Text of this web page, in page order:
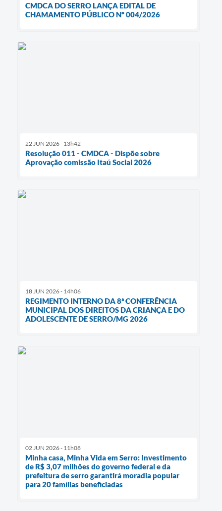
CMDCA DO SERRO LANÇA EDITAL DE
CHAMAMENTO PÚBLICO Nº 004/2026
22 JUN 2026 - 13h42
Resolução 011 - CMDCA - Dispõe sobre
Aprovação comissão Itaú Social 2026
18 JUN 2026 - 14h06
REGIMENTO INTERNO DA 8ª CONFERÊNCIA
MUNICIPAL DOS DIREITOS DA CRIANÇA E DO
ADOLESCENTE DE SERRO/MG 2026
02 JUN 2026 - 11h08
Minha casa, Minha Vida em Serro: Investimento
de R$ 3,07 milhões do governo federal e da
prefeitura de serro garantirá moradia popular
para 20 famílias beneficiadas